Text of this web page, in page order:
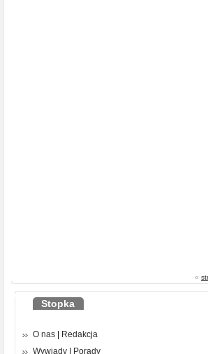
«
Stopka
O nas
Redakcja
Wywiady
Porady